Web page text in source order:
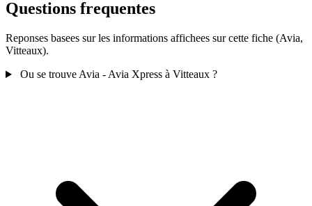
Questions frequentes
Reponses basees sur les informations affichees sur cette fiche (Avia,
Vitteaux).
Ou se trouve Avia - Avia Xpress à Vitteaux ?